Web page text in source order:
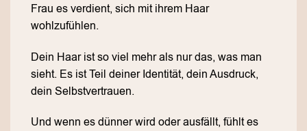
Frau es verdient, sich mit ihrem Haar
wohlzufühlen.
Dein Haar ist so viel mehr als nur das, was man
sieht. Es ist Teil deiner Identität, dein Ausdruck,
dein Selbstvertrauen.
Und wenn es dünner wird oder ausfällt, fühlt es